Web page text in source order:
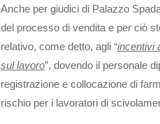
Anche per giudici di Palazzo
del processo di vendita e per ciò
relativo, come detto, agli “incentivi
sul lavoro”, dovendo il personale
registrazione e collocazione di
rischio per i lavoratori di